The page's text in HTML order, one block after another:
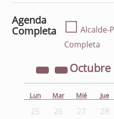
Agenda
Completa
☐ Alcalde-
Completa
Octubre
Lun Mar Mié Jue
25 26 27 28